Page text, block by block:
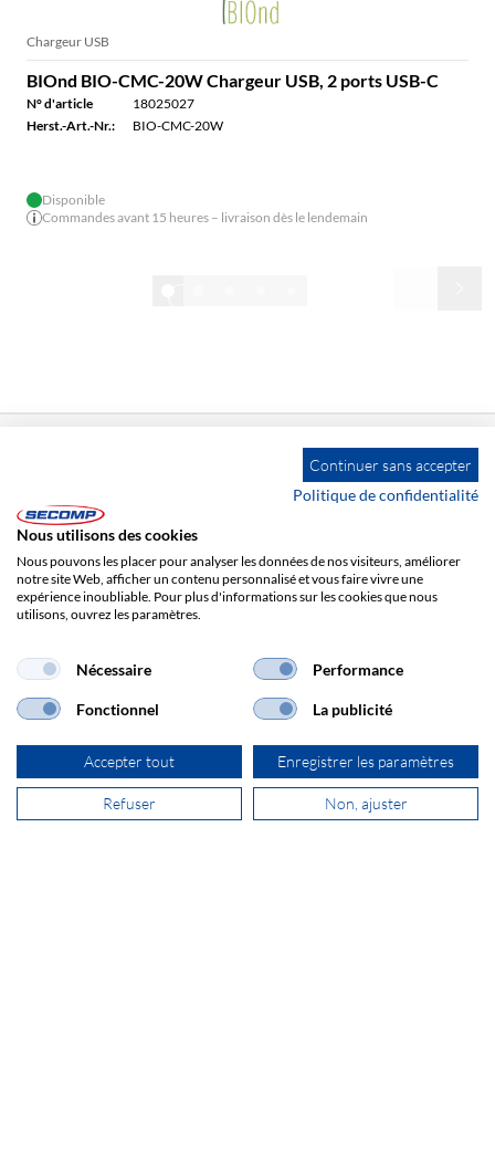
Chargeur USB
BIOnd BIO-CMC-20W Chargeur USB, 2 ports USB-C
N° d'article
18025027
Herst.-Art.-Nr.:
BIO-CMC-20W
Disponible
Commandes avant 15 heures – livraison dès le lendemain
SECOMP France
Allée des Sarments
Bâtiment F - Lot 9
FR-77183 Croissy Beaubourg
+33 1 64 80 92 30
vente@secomp.fr
Continuer sans accepter
Politique de confidentialité
Nous utilisons des cookies
Nous pouvons les placer pour analyser les données de nos visiteurs, améliorer
notre site Web, afficher un contenu personnalisé et vous faire vivre une
expérience inoubliable. Pour plus d'informations sur les cookies que nous
utilisons, ouvrez les paramètres.
Nécessaire Performance
Fonctionnel La publicité
Accepter tout Enregistrer les paramètres
Refuser Non, ajuster